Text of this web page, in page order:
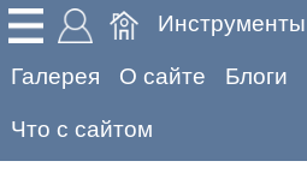
Инструменты
Галерея О сайте Блоги
Что с сайтом